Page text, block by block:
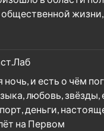
жизни,
ночь, и есть о чём
любовь, звёзды,
деньги,
на Первом